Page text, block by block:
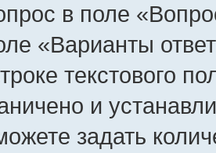
в поле
«Варианты
текстового
и
задать